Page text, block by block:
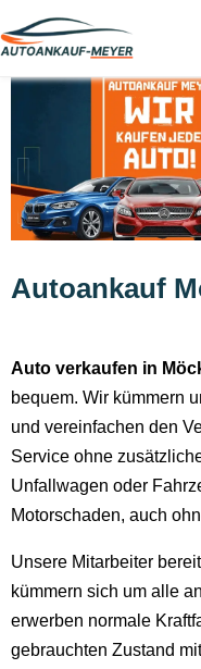
Autoankauf
Auto verkaufen in
bequem. Wir kümmern
und vereinfachen den
Service ohne
Unfallwagen oder
Motorschaden, auch
Unsere Mitarbeiter
kümmern sich um alle
erwerben normale
gebrauchten Zustand